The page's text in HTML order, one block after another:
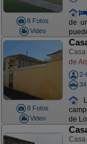
8 Fotos
Video
de
8 Fotos
Video
Casa
de
2-
de
Casa